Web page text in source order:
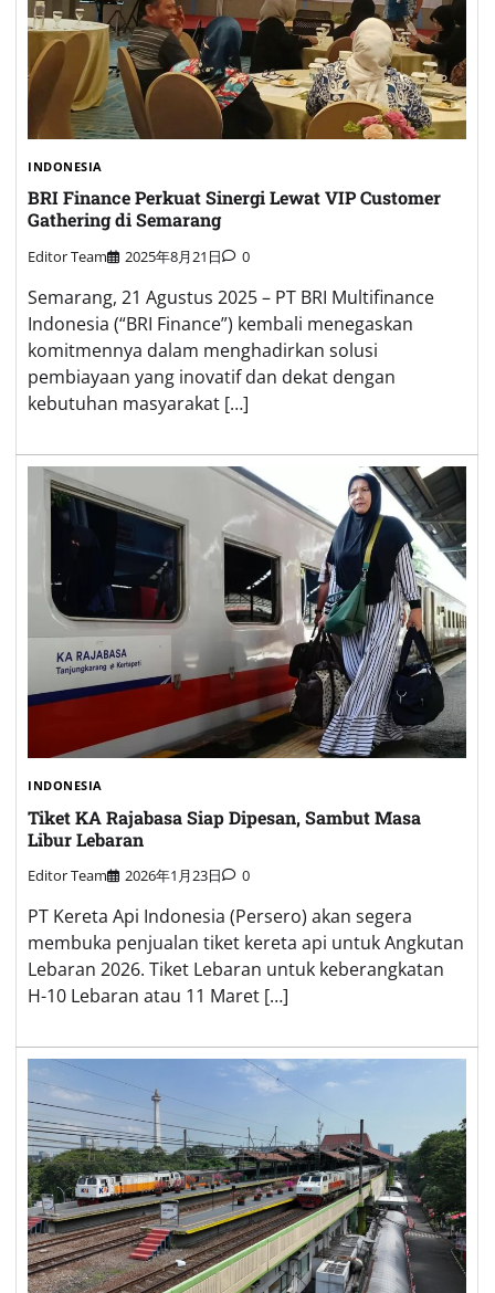
INDONESIA
BRI Finance Perkuat Sinergi Lewat VIP Customer
Gathering di Semarang
Editor Team 2025年8月21日 0
Semarang, 21 Agustus 2025 – PT BRI Multifinance
Indonesia (“BRI Finance”) kembali menegaskan
komitmennya dalam menghadirkan solusi
pembiayaan yang inovatif dan dekat dengan
kebutuhan masyarakat […]
INDONESIA
Tiket KA Rajabasa Siap Dipesan, Sambut Masa
Libur Lebaran
Editor Team 2026年1月23日 0
PT Kereta Api Indonesia (Persero) akan segera
membuka penjualan tiket kereta api untuk Angkutan
Lebaran 2026. Tiket Lebaran untuk keberangkatan
H-10 Lebaran atau 11 Maret […]